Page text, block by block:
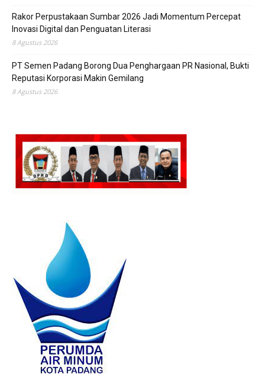
Rakor Perpustakaan Sumbar 2026 Jadi Momentum Percepat
Inovasi Digital dan Penguatan Literasi
8 Agustus 2026
PT Semen Padang Borong Dua Penghargaan PR Nasional, Bukti
Reputasi Korporasi Makin Gemilang
8 Agustus 2026